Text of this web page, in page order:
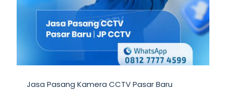
Jasa Pasang Kamera CCTV Pasar Baru